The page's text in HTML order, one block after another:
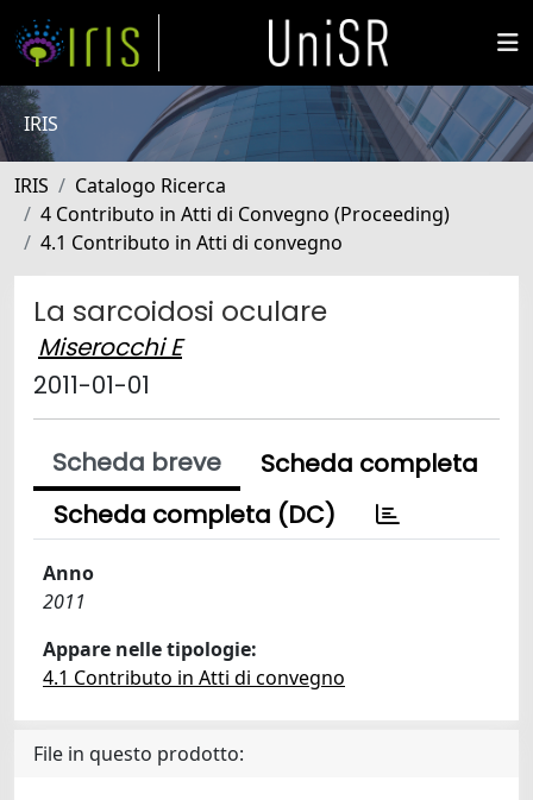
IRIS
IRIS
Catalogo Ricerca
4 Contributo in Atti di Convegno (Proceeding)
4.1 Contributo in Atti di convegno
La sarcoidosi oculare
Miserocchi E
2011-01-01
Scheda breve
Scheda completa
Scheda completa (DC)
Anno
2011
Appare nelle tipologie:
4.1 Contributo in Atti di convegno
File in questo prodotto: